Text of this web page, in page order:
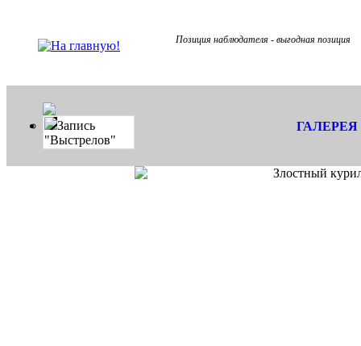
Позиция наблюдателя - выгодная позиция
Запись
"Выстрелов"
ГАЛЕРЕЯ